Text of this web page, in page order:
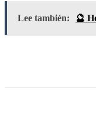
Lee también: 🔮